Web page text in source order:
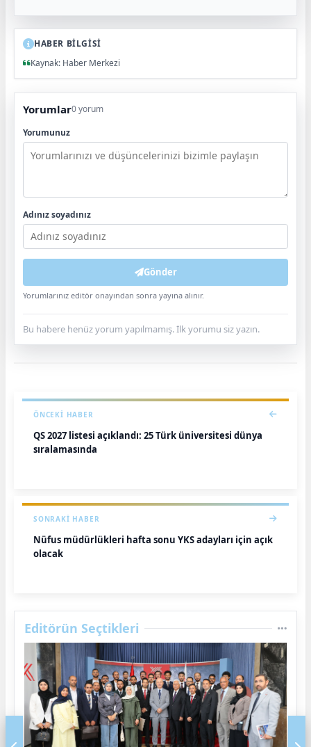
HABER BİLGİSİ
Kaynak: Haber Merkezi
Yorumlar0 yorum
Yorumunuz
Adınız soyadınız
Gönder
Yorumlarınız editör onayından sonra yayına alınır.
Bu habere henüz yorum yapılmamış. İlk yorumu siz yazın.
ÖNCEKI HABER
QS 2027 listesi açıklandı: 25 Türk üniversitesi dünya
sıralamasında
SONRAKI HABER
Nüfus müdürlükleri hafta sonu YKS adayları için açık
olacak
Editörün Seçtikleri